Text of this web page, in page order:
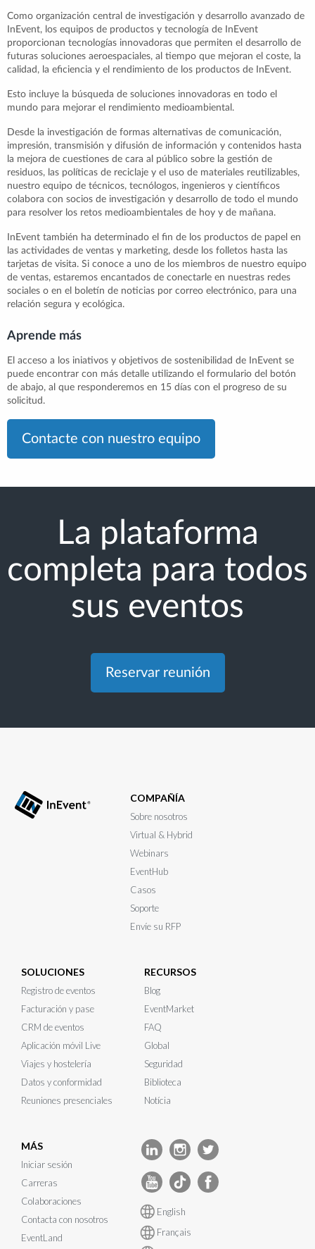
Como organización central de investigación y desarrollo avanzado de
InEvent, los equipos de productos y tecnología de InEvent
proporcionan tecnologías innovadoras que permiten el desarrollo de
futuras soluciones aeroespaciales, al tiempo que mejoran el coste, la
calidad, la eficiencia y el rendimiento de los productos de InEvent.
Esto incluye la búsqueda de soluciones innovadoras en todo el
mundo para mejorar el rendimiento medioambiental.
Desde la investigación de formas alternativas de comunicación,
impresión, transmisión y difusión de información y contenidos hasta
la mejora de cuestiones de cara al público sobre la gestión de
residuos, las políticas de reciclaje y el uso de materiales reutilizables,
nuestro equipo de técnicos, tecnólogos, ingenieros y científicos
colabora con socios de investigación y desarrollo de todo el mundo
para resolver los retos medioambientales de hoy y de mañana.
InEvent también ha determinado el fin de los productos de papel en
las actividades de ventas y marketing, desde los folletos hasta las
tarjetas de visita. Si conoce a uno de los miembros de nuestro equipo
de ventas, estaremos encantados de conectarle en nuestras redes
sociales o en el boletín de noticias por correo electrónico, para una
relación segura y ecológica.
Aprende más
El acceso a los iniativos y objetivos de sostenibilidad de InEvent se
puede encontrar con más detalle utilizando el formulario del botón
de abajo, al que responderemos en 15 días con el progreso de su
solicitud.
Contacte con nuestro equipo
La plataforma
completa para todos
sus eventos
Reservar reunión
COMPAÑÍA
Sobre nosotros
Virtual & Hybrid
Webinars
EventHub
Casos
Soporte
Envíe su RFP
SOLUCIONES
Registro de eventos
Facturación y pase
CRM de eventos
Aplicación móvil Live
Viajes y hostelería
Datos y conformidad
Reuniones presenciales
RECURSOS
Blog
EventMarket
FAQ
Global
Seguridad
Biblioteca
Notícia
MÁS
Iniciar sesión
Carreras
Colaboraciones
Contacta con nosotros
EventLand
English
Français